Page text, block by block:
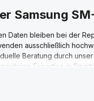
Samsung
Daten bleiben bei der
ausschließlich
Beratung durch
Expertise in
direkt vor Ort, ohne